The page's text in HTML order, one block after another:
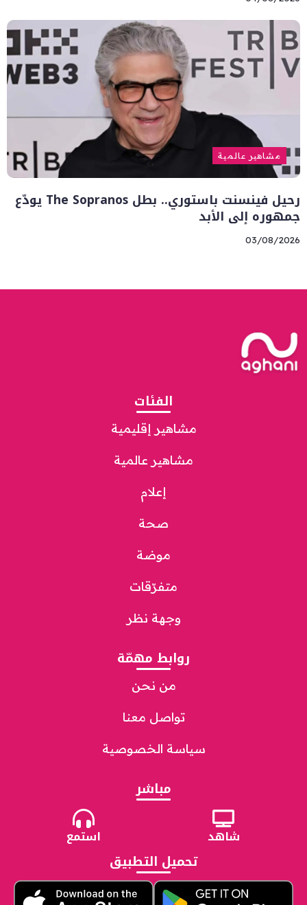
مشاهير عالمية
رحيل فينسنت باستوري.. بطل The Sopranos يودّع
جمهوره إلى الأبد
03/08/2026
الفئات
مشاهير إقليمية
مشاهير عالمية
إعلام
صحة
موضة
متفرّقات
وجهة نظر
روابط مهمّة
من نحن
تواصل معنا
سياسة الخصوصية
مباشر
شاهد استمع
تحميل التطبيق